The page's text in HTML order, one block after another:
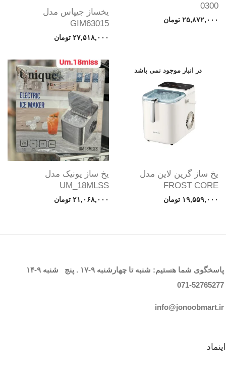
0300
۲۵,۸۷۲,۰۰۰ تومان
یخساز جیپاس مدل
GIM63015
۲۷,۵۱۸,۰۰۰ تومان
یخ ساز گرین لاین مدل
FROST CORE
۱۹,۵۵۹,۰۰۰ تومان
یخ ساز یونیک مدل
UM_18MLSS
۲۱,۰۶۸,۰۰۰ تومان
پاسخگوی شما هستیم: شنبه تا چهارشنبه ۹-۱۷ . پنج شنبه ۹-۱۴
071-52765277
info@jonoobmart.ir
اینماد